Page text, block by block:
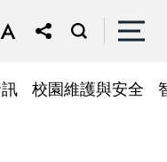
校園維護與安全